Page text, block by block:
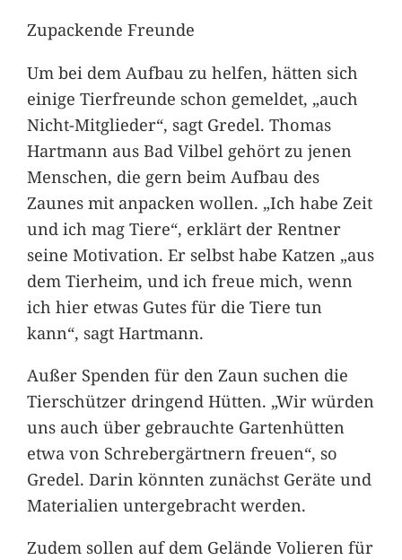
Zupackende Freunde
Um bei dem Aufbau zu helfen, hätten sich
einige Tierfreunde schon gemeldet, „auch
Nicht-Mitglieder“, sagt Gredel. Thomas
Hartmann aus Bad Vilbel gehört zu jenen
Menschen, die gern beim Aufbau des
Zaunes mit anpacken wollen. „Ich habe Zeit
und ich mag Tiere“, erklärt der Rentner
seine Motivation. Er selbst habe Katzen „aus
dem Tierheim, und ich freue mich, wenn
ich hier etwas Gutes für die Tiere tun
kann“, sagt Hartmann.
Außer Spenden für den Zaun suchen die
Tierschützer dringend Hütten. „Wir würden
uns auch über gebrauchte Gartenhütten
etwa von Schrebergärtnern freuen“, so
Gredel. Darin könnten zunächst Geräte und
Materialien untergebracht werden.
Zudem sollen auf dem Gelände Volieren für